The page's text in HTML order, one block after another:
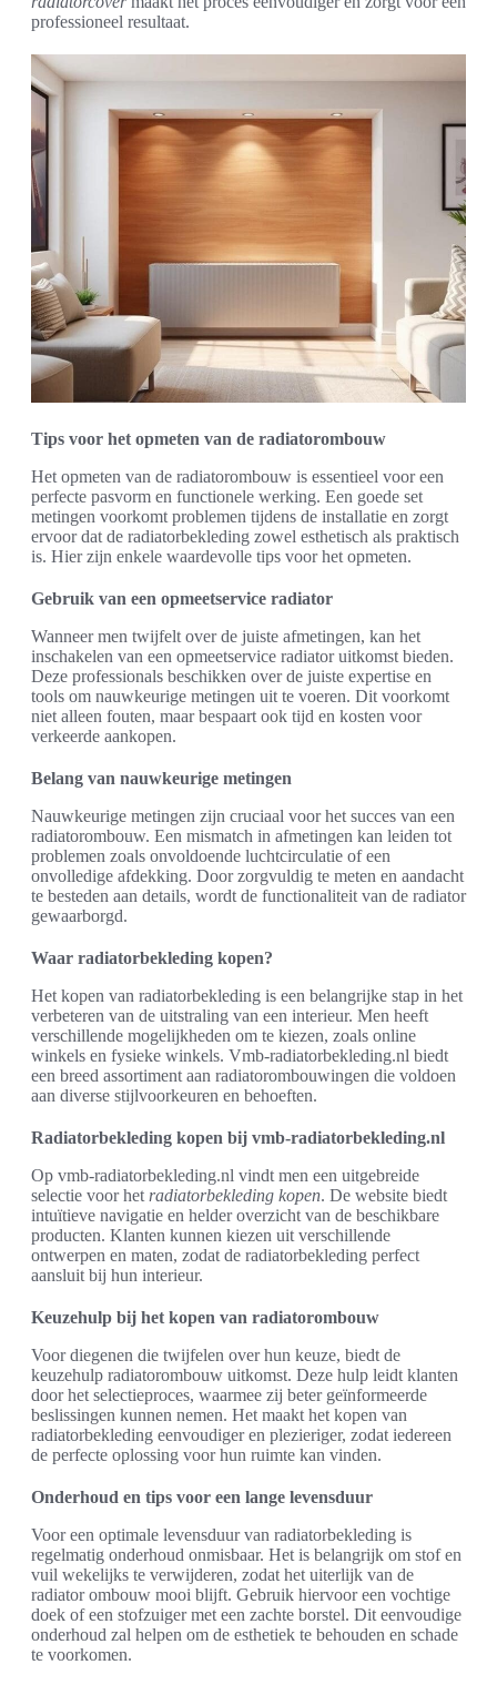
professioneel resultaat.
Tips voor het opmeten van de radiatorombouw
Het opmeten van de radiatorombouw is essentieel voor een
perfecte pasvorm en functionele werking. Een goede set
metingen voorkomt problemen tijdens de installatie en zorgt
ervoor dat de radiatorbekleding zowel esthetisch als praktisch
is. Hier zijn enkele waardevolle tips voor het opmeten.
Gebruik van een opmeetservice radiator
Wanneer men twijfelt over de juiste afmetingen, kan het
inschakelen van een opmeetservice radiator uitkomst bieden.
Deze professionals beschikken over de juiste expertise en
tools om nauwkeurige metingen uit te voeren. Dit voorkomt
niet alleen fouten, maar bespaart ook tijd en kosten voor
verkeerde aankopen.
Belang van nauwkeurige metingen
Nauwkeurige metingen zijn cruciaal voor het succes van een
radiatorombouw. Een mismatch in afmetingen kan leiden tot
problemen zoals onvoldoende luchtcirculatie of een
onvolledige afdekking. Door zorgvuldig te meten en aandacht
te besteden aan details, wordt de functionaliteit van de radiator
gewaarborgd.
Waar radiatorbekleding kopen?
Het kopen van radiatorbekleding is een belangrijke stap in het
verbeteren van de uitstraling van een interieur. Men heeft
verschillende mogelijkheden om te kiezen, zoals online
winkels en fysieke winkels. Vmb-radiatorbekleding.nl biedt
een breed assortiment aan radiatorombouwingen die voldoen
aan diverse stijlvoorkeuren en behoeften.
Radiatorbekleding kopen bij vmb-radiatorbekleding.nl
Op vmb-radiatorbekleding.nl vindt men een uitgebreide
selectie voor het radiatorbekleding kopen. De website biedt
intuïtieve navigatie en helder overzicht van de beschikbare
producten. Klanten kunnen kiezen uit verschillende
ontwerpen en maten, zodat de radiatorbekleding perfect
aansluit bij hun interieur.
Keuzehulp bij het kopen van radiatorombouw
Voor diegenen die twijfelen over hun keuze, biedt de
keuzehulp radiatorombouw uitkomst. Deze hulp leidt klanten
door het selectieproces, waarmee zij beter geïnformeerde
beslissingen kunnen nemen. Het maakt het kopen van
radiatorbekleding eenvoudiger en plezieriger, zodat iedereen
de perfecte oplossing voor hun ruimte kan vinden.
Onderhoud en tips voor een lange levensduur
Voor een optimale levensduur van radiatorbekleding is
regelmatig onderhoud onmisbaar. Het is belangrijk om stof en
vuil wekelijks te verwijderen, zodat het uiterlijk van de
radiator ombouw mooi blijft. Gebruik hiervoor een vochtige
doek of een stofzuiger met een zachte borstel. Dit eenvoudige
onderhoud zal helpen om de esthetiek te behouden en schade
te voorkomen.